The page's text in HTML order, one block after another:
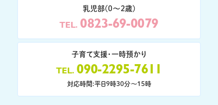
乳児部(0〜2歳)
TEL 0823-69-0079
子育て支援・一時預かり
TEL 090-2295-7611
対応時間:平日9時30分〜15時